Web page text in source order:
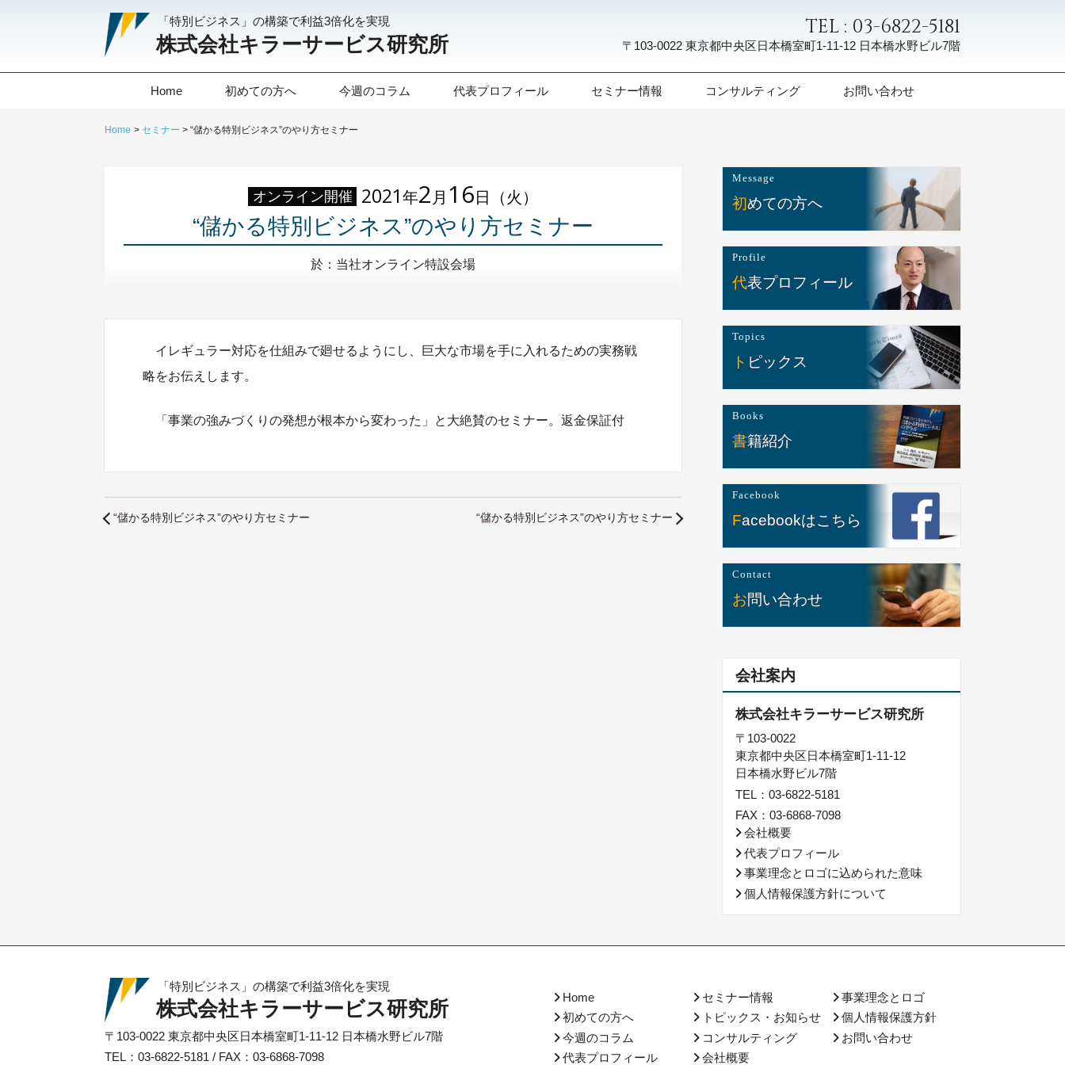
「特別ビジネス」の構築で利益3倍化を実現
株式会社キラーサービス研究所
TEL : 03-6822-5181
〒103-0022 東京都中央区日本橋室町1-11-12 日本橋水野ビル7階
Home 初めての方へ 今週のコラム 代表プロフィール セミナー情報 コンサルティング お問い合わせ
Home セミナー “儲かる特別ビジネス”のやり方セミナー
オンライン開催 2021年2月 16日（火）
“儲かる特別ビジネス”のやり方セミナー
於：当社オンライン特設会場
イレギュラー対応を仕組みで廻せるようにし、巨大な市場を手に入れるための実務戦
略をお伝えします。
「事業の強みづくりの発想が根本から変わった」と大絶賛のセミナー。返金保証付
“儲かる特別ビジネス”のやり方セミナー “儲かる特別ビジネス”のやり方セミナー
Message
初めての方へ
Profile
代表プロフィール
Topics
トピックス
Books
書籍紹介
Facebook
Facebookはこちら
Contact
お問い合わせ
会社案内
株式会社キラーサービス研究所
〒103-0022
東京都中央区日本橋室町1-11-12
日本橋水野ビル7階
TEL：03-6822-5181
FAX：03-6868-7098
会社概要
代表プロフィール
事業理念とロゴに込められた意味
個人情報保護方針について
Home
初めての方へ
今週のコラム
代表プロフィール
セミナー情報
トピックス・お知らせ
コンサルティング
会社概要
事業理念とロゴ
個人情報保護方針
お問い合わせ
「特別ビジネス」の構築で利益3倍化を実現
株式会社キラーサービス研究所
〒103-0022 東京都中央区日本橋室町1-11-12 日本橋水野ビル7階
TEL：03-6822-5181 / FAX：03-6868-7098